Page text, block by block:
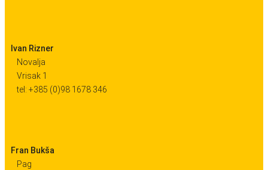
Ivan Rizner
Novalja
Vrisak 1
tel: +385 (0)98 1678 346
Fran Bukša
Pag